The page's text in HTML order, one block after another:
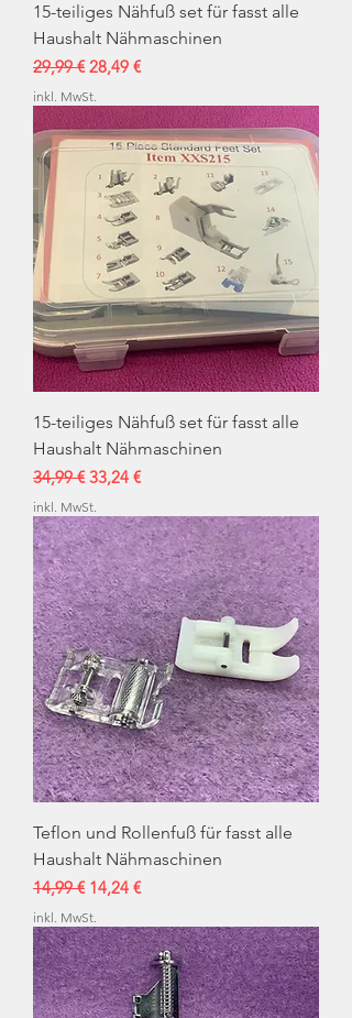
15-teiliges Nähfuß set für fasst alle
Haushalt Nähmaschinen
Standardpreis
29,99 € Sale-Preis
28,49 €
inkl. MwSt.
15-teiliges Nähfuß set für fasst alle
Haushalt Nähmaschinen
Standardpreis
34,99 € Sale-Preis
33,24 €
inkl. MwSt.
Teflon und Rollenfuß für fasst alle
Haushalt Nähmaschinen
Standardpreis
14,99 € Sale-Preis
14,24 €
inkl. MwSt.